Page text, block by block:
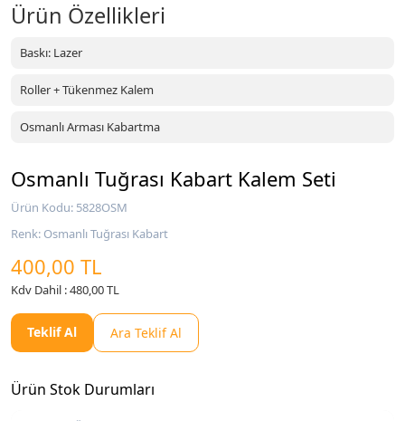
Ürün Özellikleri
Baskı: Lazer
Roller + Tükenmez Kalem
Osmanlı Arması Kabartma
Osmanlı Tuğrası Kabart Kalem Seti
Ürün Kodu: 5828OSM
Renk: Osmanlı Tuğrası Kabart
400,00 TL
Kdv Dahil : 480,00 TL
Teklif Al Ara Teklif Al
Ürün Stok Durumları